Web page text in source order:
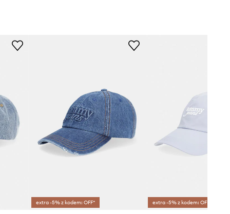
extra -5% z kodem: OFF* extra -5% z kodem: OFF*